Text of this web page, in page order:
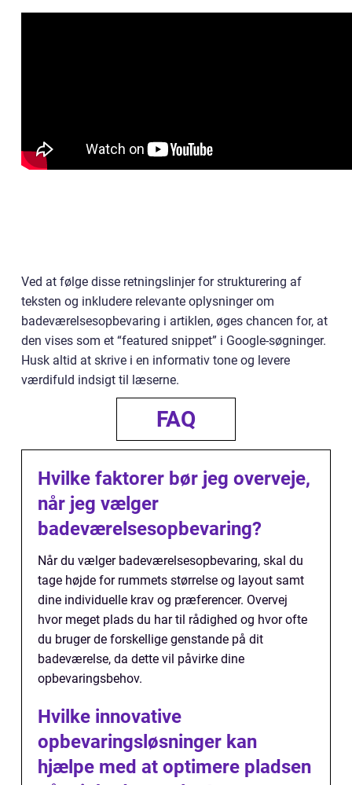
Ved at følge disse retningslinjer for strukturering af
teksten og inkludere relevante oplysninger om
badeværelsesopbevaring i artiklen, øges chancen for, at
den vises som et “featured snippet” i Google-søgninger.
Husk altid at skrive i en informativ tone og levere
værdifuld indsigt til læserne.
FAQ
Hvilke faktorer bør jeg overveje,
når jeg vælger
badeværelsesopbevaring?
Når du vælger badeværelsesopbevaring, skal du
tage højde for rummets størrelse og layout samt
dine individuelle krav og præferencer. Overvej
hvor meget plads du har til rådighed og hvor ofte
du bruger de forskellige genstande på dit
badeværelse, da dette vil påvirke dine
opbevaringsbehov.
Hvilke innovative
opbevaringsløsninger kan
hjælpe med at optimere pladsen